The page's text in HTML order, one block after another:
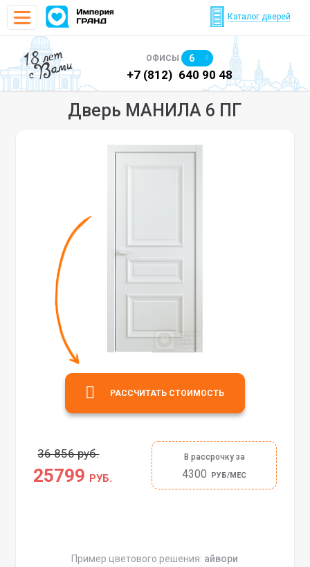
Каталог дверей
18 лет
с Вами ОФИСЫ 6
640 90 48 +7 (812) 640 90 48
Дверь МАНИЛА 6 ПГ
36 856 руб.
25799 РУБ.
В рассрочку за
4300 РУБ/МЕС
РАССЧИТАТЬ СТОИМОСТЬ
Пример цветового решения: айвори